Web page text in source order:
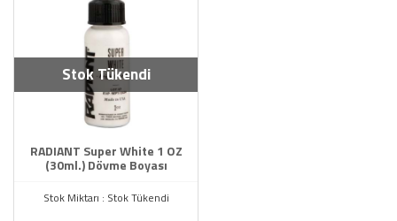
Stok Tükendi
RADIANT Super White 1 OZ
(30ml.) Dövme Boyası
Stok Miktarı : Stok Tükendi